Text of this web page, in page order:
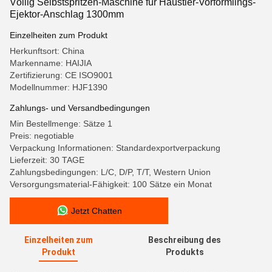
Völlig Selbstspritzen-Maschine für Haustier-Vorformlings-
Ejektor-Anschlag 1300mm
Einzelheiten zum Produkt
Herkunftsort: China
Markenname: HAIJIA
Zertifizierung: CE ISO9001
Modellnummer: HJF1390
Zahlungs- und Versandbedingungen
Min Bestellmenge: Sätze 1
Preis: negotiable
Verpackung Informationen: Standardexportverpackung
Lieferzeit: 30 TAGE
Zahlungsbedingungen: L/C, D/P, T/T, Western Union
Versorgungsmaterial-Fähigkeit: 100 Sätze ein Monat
Jetzt Chatten
Einzelheiten zum
Produkt
Beschreibung des
Produkts